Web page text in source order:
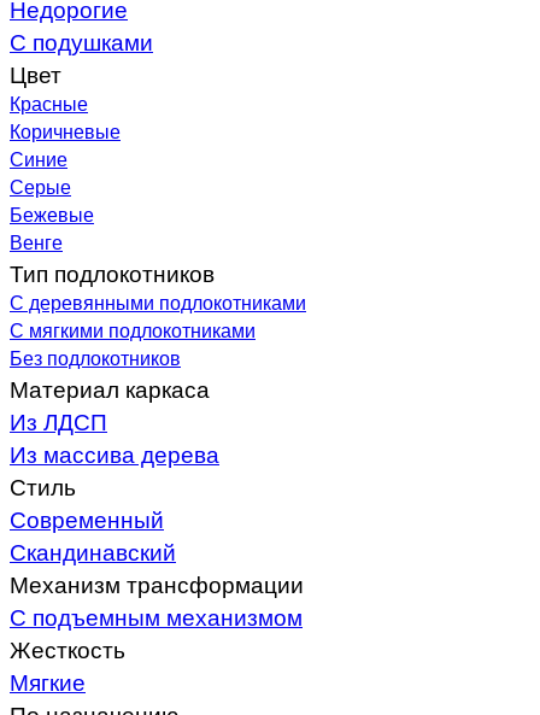
Недорогие
С подушками
Цвет
Красные
Коричневые
Синие
Серые
Бежевые
Венге
Тип подлокотников
С деревянными подлокотниками
С мягкими подлокотниками
Без подлокотников
Материал каркаса
Из ЛДСП
Из массива дерева
Стиль
Современный
Скандинавский
Механизм трансформации
С подъемным механизмом
Жесткость
Мягкие